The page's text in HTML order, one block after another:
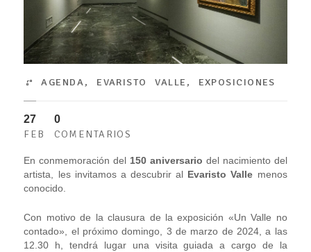
AGENDA, EVARISTO VALLE , EXPOSICIONES
27
FEB
0
COMENTARIOS
En conmemoración del 150 aniversario del nacimiento del
artista, les invitamos a descubrir al Evaristo Valle menos
conocido.
Con motivo de la clausura de la exposición «Un Valle no
contado», el próximo domingo, 3 de marzo de 2024, a las
12.30 h, tendrá lugar una visita guiada a cargo de la